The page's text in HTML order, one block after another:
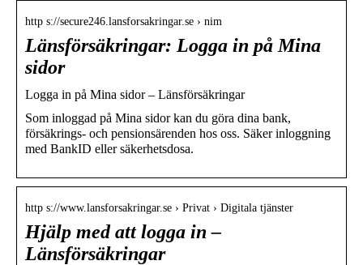
http s://secure246.lansforsakringar.se › nim
Länsförsäkringar: Logga in på Mina
sidor
Logga in på Mina sidor – Länsförsäkringar
Som inloggad på Mina sidor kan du göra dina bank,
försäkrings- och pensionsärenden hos oss. Säker inloggning
med BankID eller säkerhetsdosa.
http s://www.lansforsakringar.se › Privat › Digitala tjänster
Hjälp med att logga in –
Länsförsäkringar